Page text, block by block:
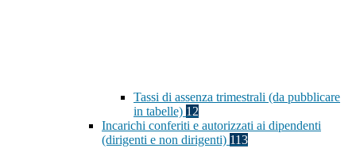
Tassi di assenza trimestrali (da pubblicare
in tabelle) 12
Incarichi conferiti e autorizzati ai dipendenti
(dirigenti e non dirigenti) 113